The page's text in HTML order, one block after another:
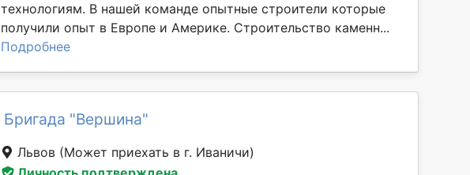
технологиям. В нашей команде опытные строители которые
получили опыт в Европе и Америке. Строительство каменн...
Подробнее
Бригада "Вершина"
Львов (Может приехать в г. Иваничи)